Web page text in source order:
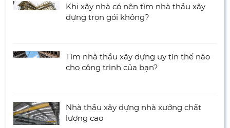
Khi xây nhà có nên tìm nhà thầu xây
dựng trọn gói không?
Tìm nhà thầu xây dựng uy tín thế nào
cho công trình của bạn?
Nhà thầu xây dựng nhà xưởng chất
lượng cao